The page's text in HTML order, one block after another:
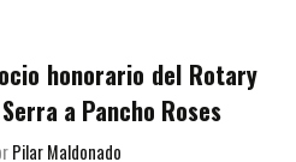
honorario del Rotary
a Pancho Roses
Pilar Maldonado